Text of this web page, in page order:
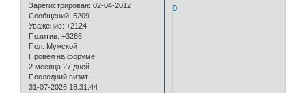
Зарегистрирован: 02-04-2012
Сообщений: 5209
Уважение: +2124
Позитив: +3266
Пол: Мужской
Провел на форуме:
2 месяца 27 дней
Последний визит:
31-07-2026 18:31:44
0